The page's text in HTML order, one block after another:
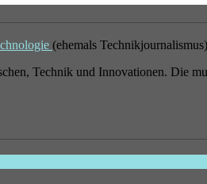
(ehemals
Technik und Innovationen. Die